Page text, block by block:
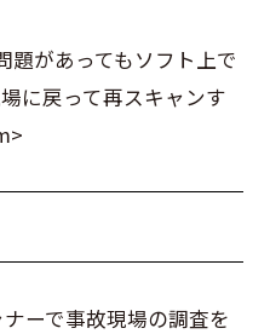
題があってもソフト上で
に戻って再スキャンす
ーで事故現場の調査を